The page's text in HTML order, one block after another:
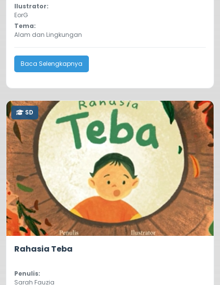
Ilustrator:
EorG
Tema:
Alam dan Lingkungan
Baca Selengkapnya
SD
Rahasia Teba
Penulis:
Sarah Fauzia